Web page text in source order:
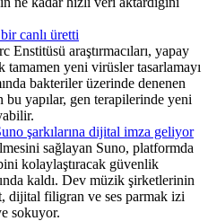
canlı üretti
araştırmacıları, yapay
yeni virüsler tasarlamayı
bakteriler üzerinde denenen
bu yapılar, gen terapilerinde yeni
şarkılarına dijital imza geliyor
sağlayan Suno, platformda
kolaylaştıracak güvenlik
kaldı. Dev müzik şirketlerinin
dijital filigran ve ses parmak izi
sokuyor.